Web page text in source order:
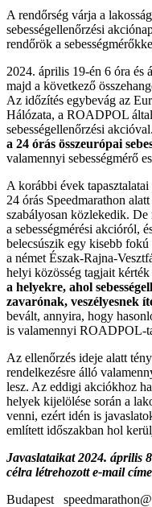
A rendőrség várja a
sebességellenőrzési
rendőrök a
2024. április 19-én 6 óra és
majd a következő
Az időzítés egybevág az
Hálózata, a ROADPOL
sebességellenőrzési akcióval.
a 24 órás összeurópai
valamennyi sebességmérő
A korábbi évek
24 órás Speedmarathon
szabályosan közlekedik.
a sebességmérési akcióról,
belecsúszik egy kisebb fokú
a német Észak-Rajna-
helyi közösség tagjait kérték
a helyekre, ahol
zavarónak, veszélyesnek
bevált, annyira, hogy
is valamennyi ROADPOL-
Az ellenőrzés ideje alatt
rendelkezésre álló
lesz. Az eddigi akciókhoz
helyek kijelölése során a
venni, ezért idén is
említett időszakban hol
Javaslataikat 2024. április
célra létrehozott e-mail
Budapest